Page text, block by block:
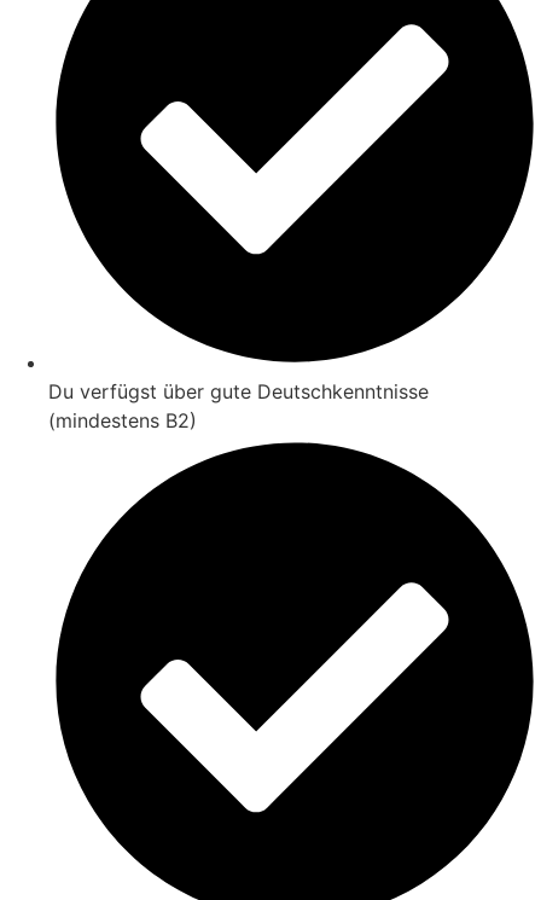
Du verfügst über gute Deutschkenntnisse
(mindestens B2)